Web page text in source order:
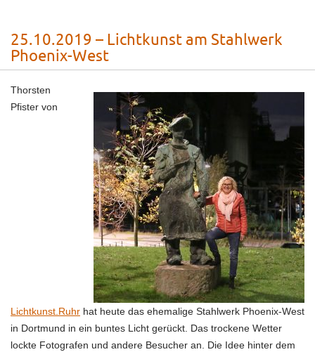
25.10.2019 – Lichtkunst am Stahlwerk
Phoenix-West
Thorsten
Pfister von
Lichtkunst.Ruhr hat heute das ehemalige Stahlwerk Phoenix-West
in Dortmund in ein buntes Licht gerückt. Das trockene Wetter
lockte Fotografen und andere Besucher an. Die Idee hinter dem